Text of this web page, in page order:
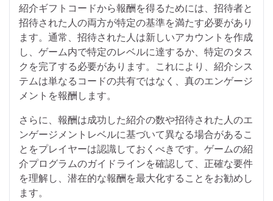
紹介ギフトコードから報酬を得るためには、招待者と
招待された人の両方が特定の基準を満たす必要があり
ます。通常、招待された人は新しいアカウントを作成
し、ゲーム内で特定のレベルに達するか、特定のタス
クを完了する必要があります。これにより、紹介シス
テムは単なるコードの共有ではなく、真のエンゲージ
メントを報酬します。
さらに、報酬は成功した紹介の数や招待された人のエ
ンゲージメントレベルに基づいて異なる場合があるこ
とをプレイヤーは認識しておくべきです。ゲームの紹
介プログラムのガイドラインを確認して、正確な要件
を理解し、潜在的な報酬を最大化することをお勧めし
ます。